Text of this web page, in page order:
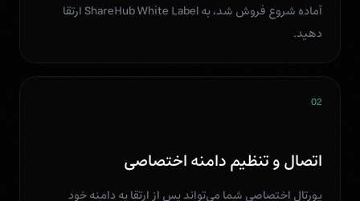
آماده شروع فروش شد، به ShareHub White Label ارتقا
دهید.
02
اتصال و تنظیم دامنه اختصاصی
پورتال اختصاصی شما می‌تواند پس از ارتقا به دامنه خود